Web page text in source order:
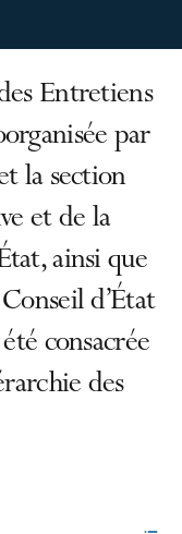
Entretiens
par
la section
et de la
ainsi que
d’État
consacrée
des